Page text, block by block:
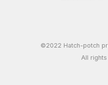
©2022 Hatch-potch
All